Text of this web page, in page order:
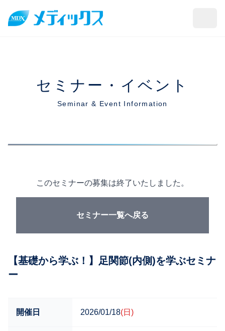
セミナー・イベント
Seminar & Event Information
このセミナーの募集は終了いたしました。
セミナー一覧へ戻る
【基礎から学ぶ！】足関節(内側)を学ぶセミナ
ー
開催日 2026/01/18(日)